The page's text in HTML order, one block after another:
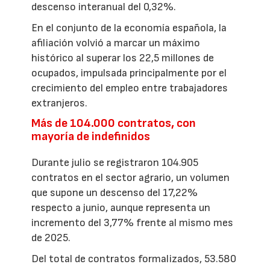
descenso interanual del 0,32%.
En el conjunto de la economía española, la
afiliación volvió a marcar un máximo
histórico al superar los 22,5 millones de
ocupados, impulsada principalmente por el
crecimiento del empleo entre trabajadores
extranjeros.
Más de 104.000 contratos, con
mayoría de indefinidos
Durante julio se registraron 104.905
contratos en el sector agrario, un volumen
que supone un descenso del 17,22%
respecto a junio, aunque representa un
incremento del 3,77% frente al mismo mes
de 2025.
Del total de contratos formalizados, 53.580